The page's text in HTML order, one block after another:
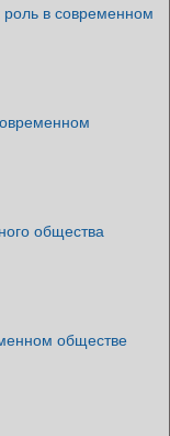
в современном
общества
обществе